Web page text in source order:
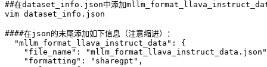
##在dataset_info.json中添加
vim dataset_info.json
####在json的末尾添加如下信息（注意缩进）：
  "mllm_format_llava_instruct_data": {
"file_name":
    "formatting": "sharegpt",